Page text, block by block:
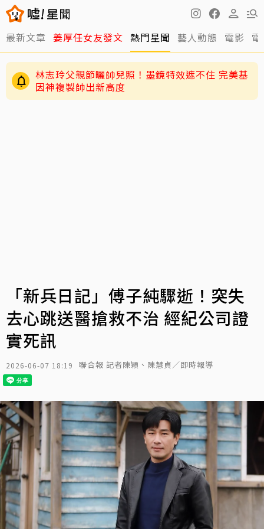
最新文章 姜厚任女友發文 熱門星聞 藝人動態 電影
林志玲父親節曬帥兒照！墨鏡特效遮不住 完美基
因神複製帥出新高度
「新兵日記」傅子純驟逝！突失
去心跳送醫搶救不治 經紀公司證
實死訊
2026-06-07 18:19 聯合報 記者陳穎、陳慧貞／即時報導